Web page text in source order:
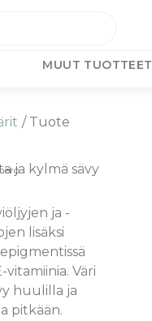
MUUT TUOTTEET
/ Tuote
ja kylmä sävy
ja -
lisäksi
vitamiinia. Väri
huulilla ja
pitkään.